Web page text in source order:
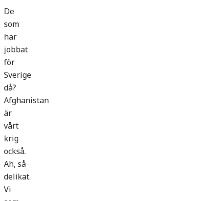
De
som
har
jobbat
för
Sverige
då?
Afghanistan
är
vårt
krig
också.
Ah, så
delikat.
Vi